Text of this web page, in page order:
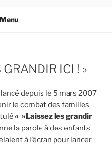
Menu
ICI ! »
depuis le 5 mars 2007
le combat des familles
« »Laissez les grandir
la parole à des enfants
à l’écran pour lancer